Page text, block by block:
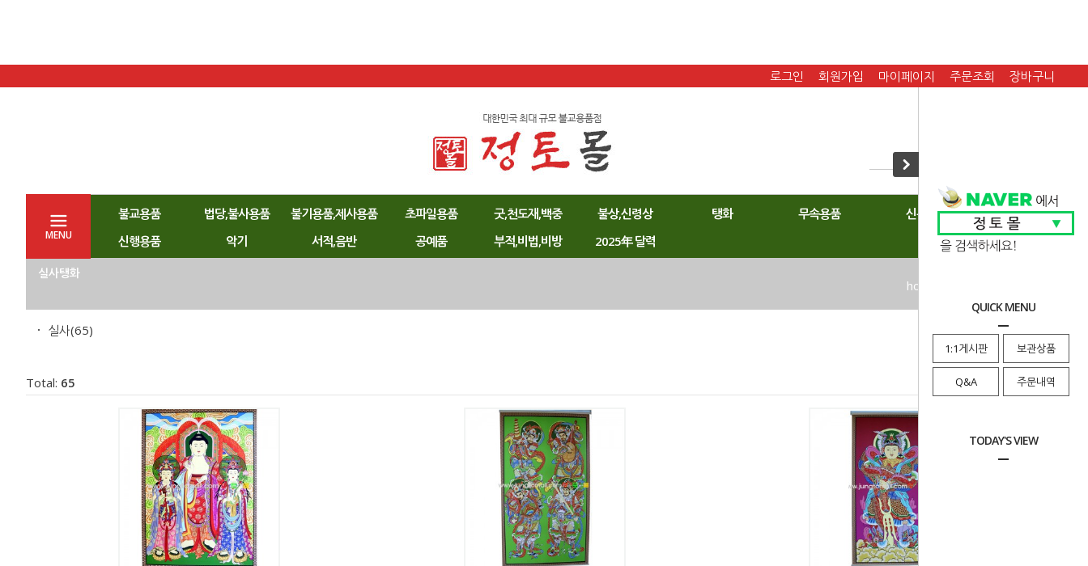
QUICK MENU
1:1게시판 보관상품
Q&A 주문내역
TODAY'S VIEW
로그인 회원가입 마이페이지 주문조회 장바구니
MENU
불교용품 법당,불사용품 불기용품,제사용품 초파일용품 굿,천도재,백중 불상,신령상 탱화 무속용품
신복
신행용품
악기 서적,음반 공예품 부적,비법,비방 2025年 달력
실사탱화
home
실사(65)
Total: 65